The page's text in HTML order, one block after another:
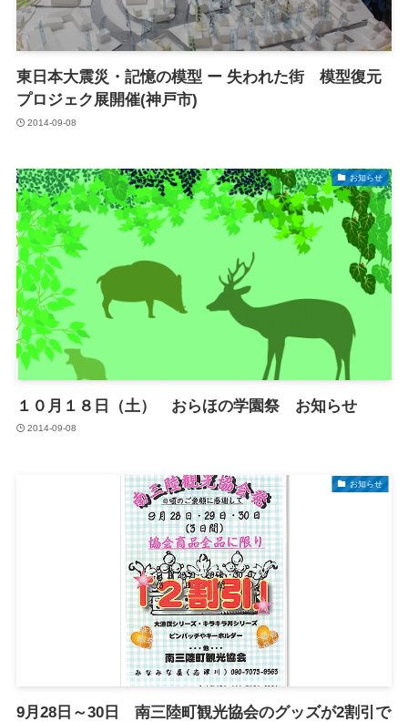
東日本大震災・記憶の模型 ー 失われた街 模型復元
プロジェク展開催(神戸市)
2014-09-08
お知らせ
１０月１８日（土） おらほの学園祭 お知らせ
2014-09-08
お知らせ
9月28日～30日 南三陸町観光協会のグッズが2割引で